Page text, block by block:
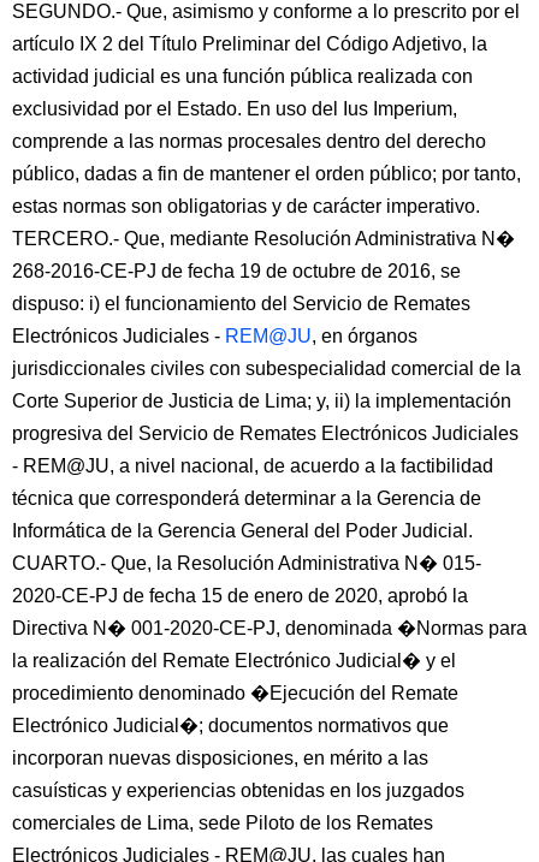
SEGUNDO.- Que, asimismo y conforme a lo prescrito por el
artículo IX 2 del Título Preliminar del Código Adjetivo, la
actividad judicial es una función pública realizada con
exclusividad por el Estado. En uso del Ius Imperium,
comprende a las normas procesales dentro del derecho
público, dadas a fin de mantener el orden público; por tanto,
estas normas son obligatorias y de carácter imperativo.
TERCERO.- Que, mediante Resolución Administrativa N�
268-2016-CE-PJ de fecha 19 de octubre de 2016, se
dispuso: i) el funcionamiento del Servicio de Remates
Electrónicos Judiciales - REM@JU, en órganos
jurisdiccionales civiles con subespecialidad comercial de la
Corte Superior de Justicia de Lima; y, ii) la implementación
progresiva del Servicio de Remates Electrónicos Judiciales
- REM@JU, a nivel nacional, de acuerdo a la factibilidad
técnica que corresponderá determinar a la Gerencia de
Informática de la Gerencia General del Poder Judicial.
CUARTO.- Que, la Resolución Administrativa N� 015-
2020-CE-PJ de fecha 15 de enero de 2020, aprobó la
Directiva N� 001-2020-CE-PJ, denominada �Normas para
la realización del Remate Electrónico Judicial� y el
procedimiento denominado �Ejecución del Remate
Electrónico Judicial�; documentos normativos que
incorporan nuevas disposiciones, en mérito a las
casuísticas y experiencias obtenidas en los juzgados
comerciales de Lima, sede Piloto de los Remates
Electrónicos Judiciales - REM@JU, las cuales han